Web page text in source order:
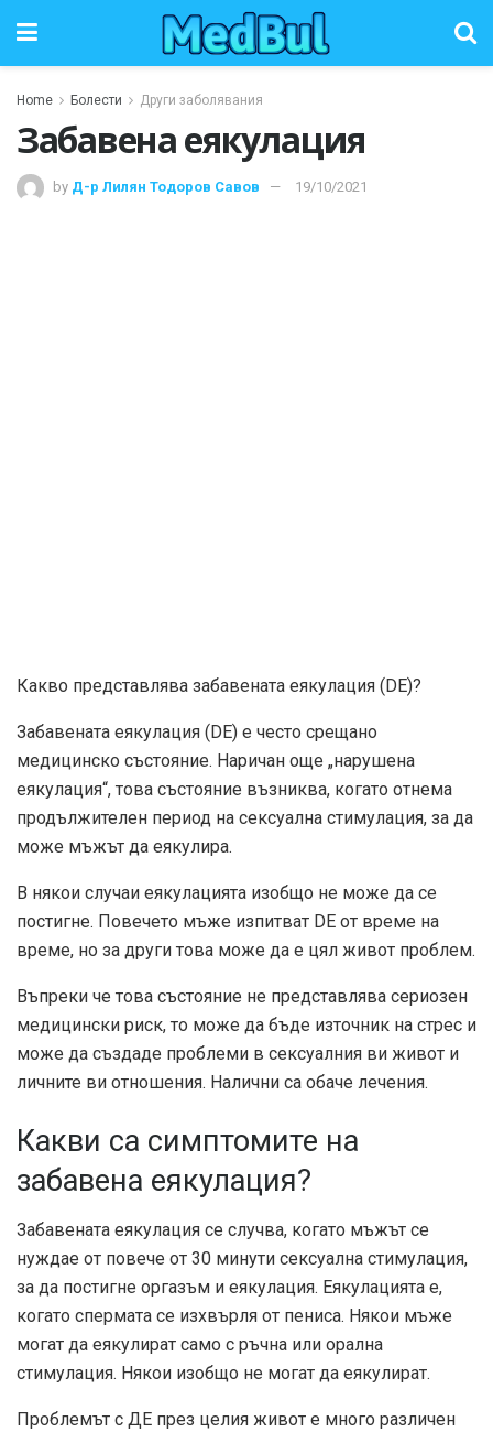
Home Болести Други заболявания
Забавена еякулация
by Д-р Лилян Тодоров Савов 19/10/2021
Какво представлява забавената еякулация (DE)?
Забавената еякулация (DE) е често срещано
медицинско състояние. Наричан още „нарушена
еякулация“, това състояние възниква, когато отнема
продължителен период на сексуална стимулация, за да
може мъжът да еякулира.
В някои случаи еякулацията изобщо не може да се
постигне. Повечето мъже изпитват DE от време на
време, но за други това може да е цял живот проблем.
Въпреки че това състояние не представлява сериозен
медицински риск, то може да бъде източник на стрес и
може да създаде проблеми в сексуалния ви живот и
личните ви отношения. Налични са обаче лечения.
Какви са симптомите на
забавена еякулация?
Забавената еякулация се случва, когато мъжът се
нуждае от повече от 30 минути сексуална стимулация,
за да постигне оргазъм и еякулация. Еякулацията е,
когато спермата се изхвърля от пениса. Някои мъже
могат да еякулират само с ръчна или орална
стимулация. Някои изобщо не могат да еякулират.
Проблемът с ДЕ през целия живот е много различен